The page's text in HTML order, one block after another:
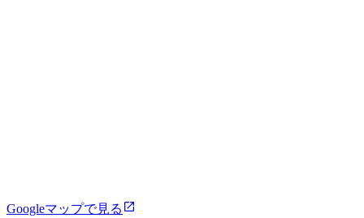
Googleマップで見る